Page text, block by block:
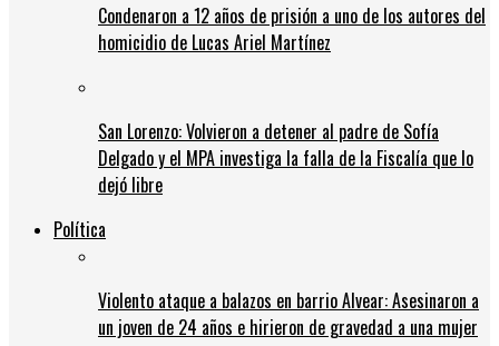
Condenaron a 12 años de prisión a uno de los autores del
homicidio de Lucas Ariel Martínez
San Lorenzo: Volvieron a detener al padre de Sofía
Delgado y el MPA investiga la falla de la Fiscalía que lo
dejó libre
Política
Violento ataque a balazos en barrio Alvear: Asesinaron a
un joven de 24 años e hirieron de gravedad a una mujer